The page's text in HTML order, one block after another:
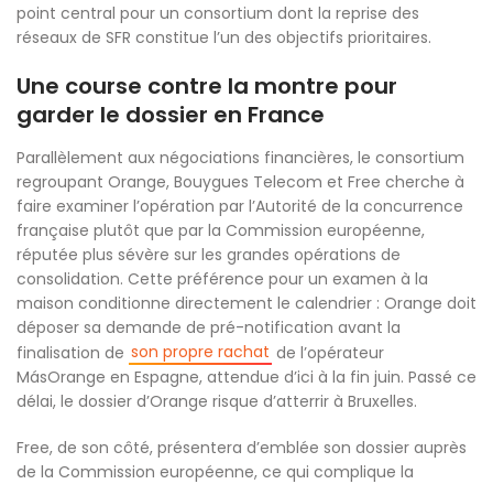
point central pour un consortium dont la reprise des
réseaux de SFR constitue l’un des objectifs prioritaires.
Une course contre la montre pour
garder le dossier en France
Parallèlement aux négociations financières, le consortium
regroupant Orange, Bouygues Telecom et Free cherche à
faire examiner l’opération par l’Autorité de la concurrence
française plutôt que par la Commission européenne,
réputée plus sévère sur les grandes opérations de
consolidation. Cette préférence pour un examen à la
maison conditionne directement le calendrier : Orange doit
déposer sa demande de pré-notification avant la
finalisation de son propre rachat de l’opérateur
MásOrange en Espagne, attendue d’ici à la fin juin. Passé ce
délai, le dossier d’Orange risque d’atterrir à Bruxelles.
Free, de son côté, présentera d’emblée son dossier auprès
de la Commission européenne, ce qui complique la